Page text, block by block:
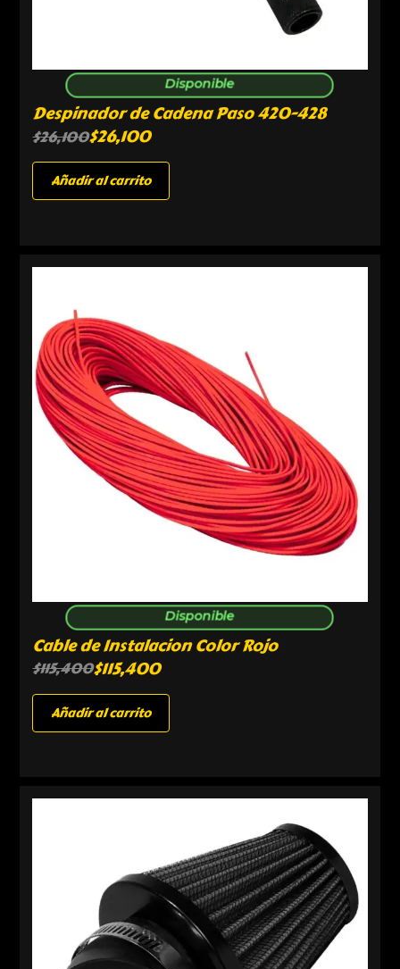
Disponible
Despinador de Cadena Paso 420-428
$26,100$26,100
Añadir al carrito
Disponible
Cable de Instalacion Color Rojo
$115,400$115,400
Añadir al carrito